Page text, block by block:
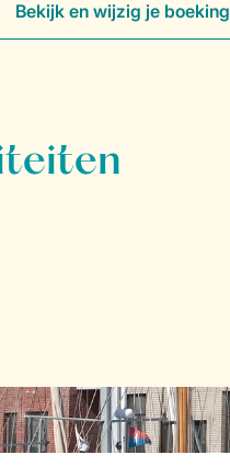
Bekijk en wijzig je boeking